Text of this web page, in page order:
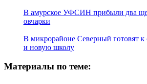
В амурское УФСИН прибыли два
овчарки
В микрорайоне Северный готовят к
и новую школу
Материалы по теме: